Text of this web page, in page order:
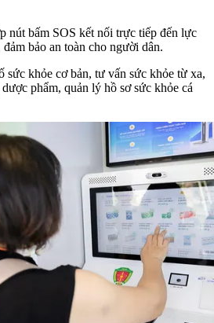
nút bấm SOS kết nối trực tiếp đến lực
bảo an toàn cho người dân.
sức khỏe cơ bản, tư vấn sức khỏe từ xa,
phẩm, quản lý hồ sơ sức khỏe cá